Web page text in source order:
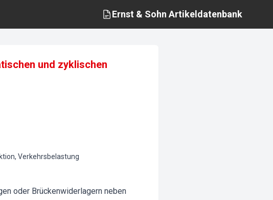
Ernst & Sohn Artikeldatenbank
und zyklischen
Verkehrsbelastung
oder Brückenwiderlagern neben